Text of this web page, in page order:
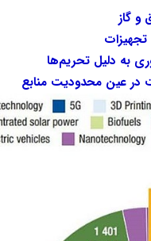
و گاز
به دلیل تحریم‌ها
در عین محدودیت منابع